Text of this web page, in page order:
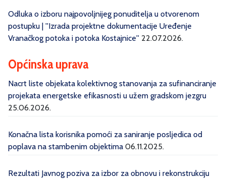
Odluka o izboru najpovoljnijeg ponuditelja u otvorenom
postupku | ''Izrada projektne dokumentacije Uređenje
Vranačkog potoka i potoka Kostajnice'' 22.07.2026.
Općinska uprava
Nacrt liste objekata kolektivnog stanovanja za sufinanciranje
projekata energetske efikasnosti u užem gradskom jezgru
25.06.2026.
Konačna lista korisnika pomoći za saniranje posljedica od
poplava na stambenim objektima 06.11.2025.
Rezultati Javnog poziva za izbor za obnovu i rekonstrukciju